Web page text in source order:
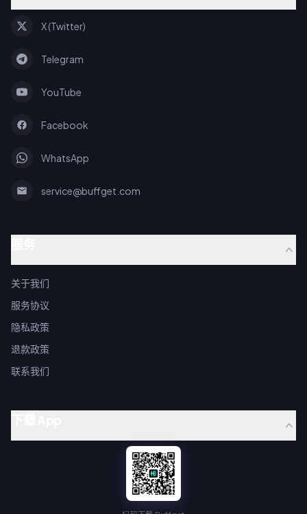
X (Twitter)
Telegram
YouTube
Facebook
WhatsApp
service@buffget.com
关于我们
服务协议
隐私政策
退款政策
联系我们